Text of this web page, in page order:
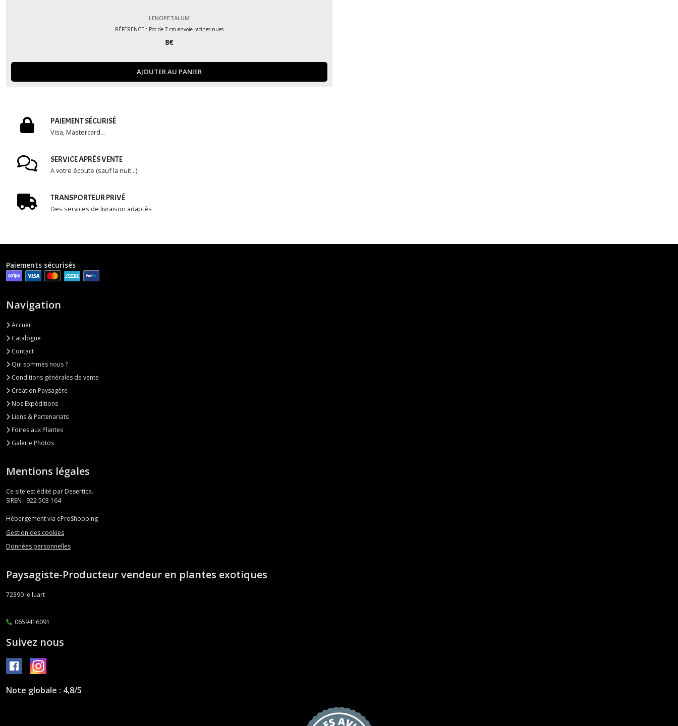
LENOPETALUM
RÉFÉRENCE : Pot de 7 cm envoie racines nues
8€
AJOUTER AU PANIER
PAIEMENT SÉCURISÉ
Visa, Mastercard...
SERVICE APRÈS VENTE
A votre écoute (sauf la nuit...)
TRANSPORTEUR PRIVÉ
Des services de livraison adaptés
(107)
(1)
(3)
Graptoveria
(10)
Greenovia
(1)
Haworthia
(37)
Kalanchoe
(6)
Lithops
(9)
(21)
Orostachys
(1)
Pachyphytum
Pachysedum
Pachyveria
(8)
Sansevieria
Paiements sécurisés
Navigation
Accueil
Catalogue
Contact
Qui sommes nous ?
Conditions générales de vente
Création Paysagère
Nos Expéditions
Liens & Partenariats
Foires aux Plantes
Galerie Photos
Mentions légales
Ce site est édité par Desertica.
SIREN : 922 503 164
Hébergement via eProShopping
Gestion des cookies
Données personnelles
Paysagiste-Producteur vendeur en plantes exotiques
72390 le luart
0659416091
Suivez nous
Note globale : 4,8/5